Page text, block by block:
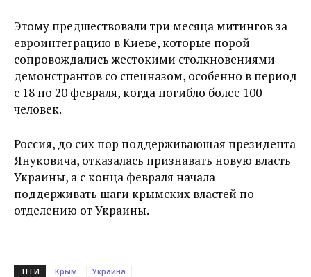
Этому предшествовали три месяца митингов за
евроинтеграцию в Киеве, которые порой
сопровождались жестокими столкновениями
демонстрантов со спецназом, особенно в период
с 18 по 20 февраля, когда погибло более 100
человек.
Россия, до сих пор поддерживающая президента
Януковича, отказалась признавать новую власть
Украины, а с конца февраля начала
поддерживать шаги крымских властей по
отделению от Украины.
ТЕГИ Крым Украина